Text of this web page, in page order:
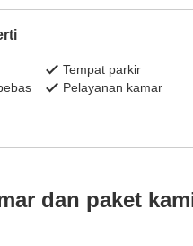
Tempat parkir
Pelayanan kamar
dan paket